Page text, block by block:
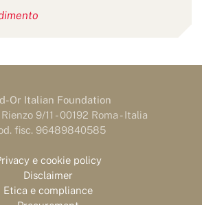
Or Italian Foundation
9/11 - 00192 Roma - Italia
fisc. 96489840585
e cookie policy
Disclaimer
Etica e compliance